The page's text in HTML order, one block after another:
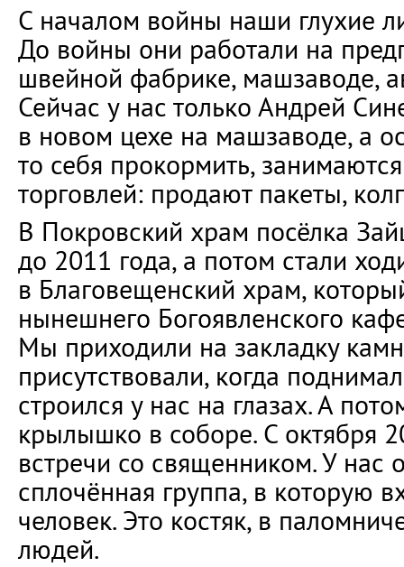
С началом войны наши глухие
До войны они работали на
швейной фабрике, машзаводе,
Сейчас у нас только Андрей
в новом цехе на машзаводе, а
то себя прокормить,
торговлей: продают пакеты,
В Покровский храм посёлка
до 2011 года, а потом стали
в Благовещенский храм,
нынешнего Богоявленского
Мы приходили на закладку
присутствовали, когда
строился у нас на глазах. А
крылышко в соборе. С октября
встречи со священником. У нас
сплочённая группа, в которую
человек. Это костяк, в
людей.